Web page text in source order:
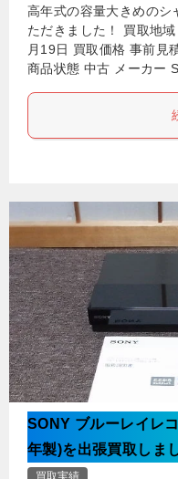
高年式の容量大きめのシ
ただきました！ 買取地
月19日 買取価格 事前見
商品状態 中古 メーカー
SONY ブルーレイレ
年製)を出張買取しま
買取実績